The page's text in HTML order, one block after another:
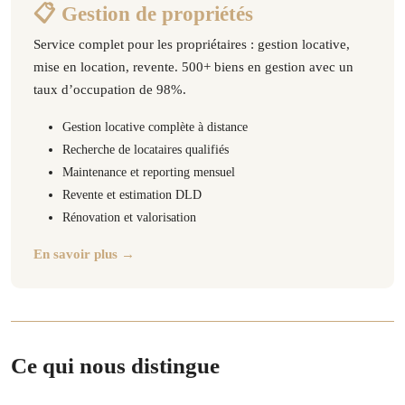
📋 Gestion de propriétés
Service complet pour les propriétaires : gestion locative,
mise en location, revente. 500+ biens en gestion avec un
taux d’occupation de 98%.
Gestion locative complète à distance
Recherche de locataires qualifiés
Maintenance et reporting mensuel
Revente et estimation DLD
Rénovation et valorisation
En savoir plus →
Ce qui nous distingue